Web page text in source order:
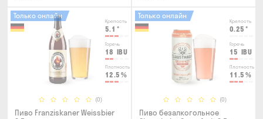
Крепость
5.1 °
Горечь
18 IBU
Плотность
12.5 %
(0)
Только онлайн
Пиво Franziskaner Weissbier
Крепость
0.25 °
Горечь
15 IBU
Плотность
11.5 %
(0)
Только онлайн
Пиво безалкогольное